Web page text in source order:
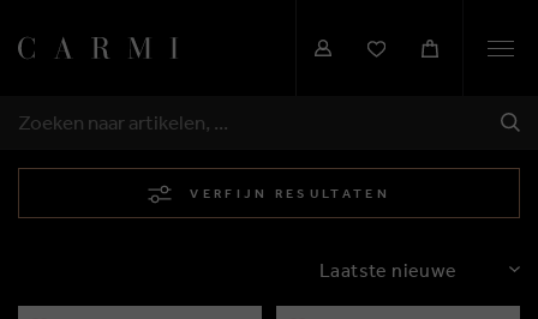
ZOEKEN
VERFIJN RESULTATEN
SORTEREN